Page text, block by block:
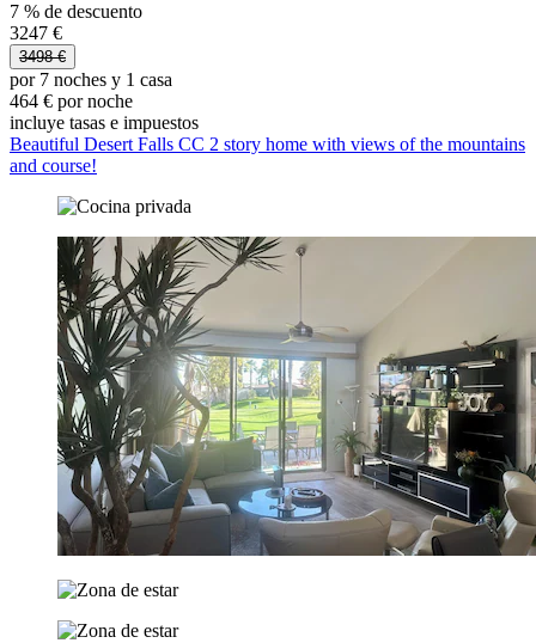
7 % de descuento
3247 €
3498 €
por 7 noches y 1 casa
464 € por noche
incluye tasas e impuestos
Beautiful Desert Falls CC 2 story home with views of the mountains
and course!